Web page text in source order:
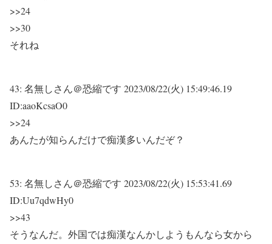
>>24
>>30
それね
43: 名無しさん＠恐縮です 2023/08/22(火) 15:49:46.19
ID:aaoKcsaO0
>>24
あんたが知らんだけで痴漢多いんだぞ？
53: 名無しさん＠恐縮です 2023/08/22(火) 15:53:41.69
ID:Uu7qdwHy0
>>43
そうなんだ。外国では痴漢なんかしようもんなら女から